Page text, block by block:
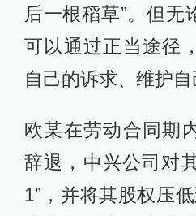
后一根稻草”。但无
可以通过正当途径
自己的诉求、维护自
欧某在劳动合同期
辞退，中兴公司对
1”，并将其股权压